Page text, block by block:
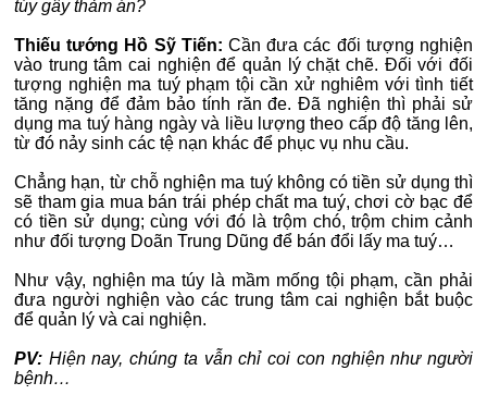
túy gây thảm án?
Thiếu tướng Hồ Sỹ Tiến: Cần đưa các đối tượng nghiện
vào trung tâm cai nghiện để quản lý chặt chẽ. Đối với đối
tượng nghiện ma tuý phạm tội cần xử nghiêm với tình tiết
tăng nặng để đảm bảo tính răn đe. Đã nghiện thì phải sử
dụng ma tuý hàng ngày và liều lượng theo cấp độ tăng lên,
từ đó nảy sinh các tệ nạn khác để phục vụ nhu cầu.
Chẳng hạn, từ chỗ nghiện ma tuý không có tiền sử dụng thì
sẽ tham gia mua bán trái phép chất ma tuý, chơi cờ bạc để
có tiền sử dụng; cùng với đó là trộm chó, trộm chim cảnh
như đối tượng Doãn Trung Dũng để bán đổi lấy ma tuý…
Như vậy, nghiện ma túy là mầm mống tội phạm, cần phải
đưa người nghiện vào các trung tâm cai nghiện bắt buộc
để quản lý và cai nghiện.
PV: Hiện nay, chúng ta vẫn chỉ coi con nghiện như người
bệnh…